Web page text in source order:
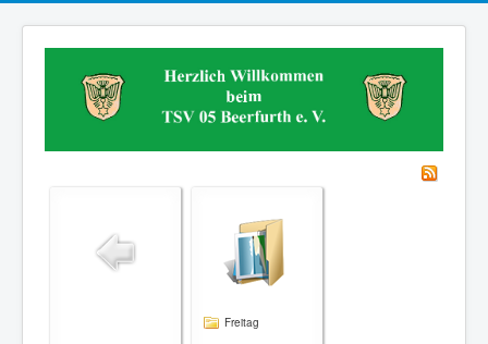
Freitag